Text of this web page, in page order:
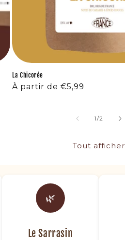
La Chicorée
Prix
À partir de €5,99
1/de
2
Tout afficher
🌿
Le Sarrasin